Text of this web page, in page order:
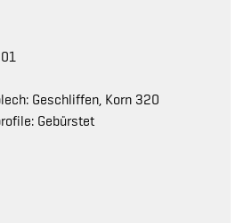
Geschliffen, Korn 320
Gebürstet